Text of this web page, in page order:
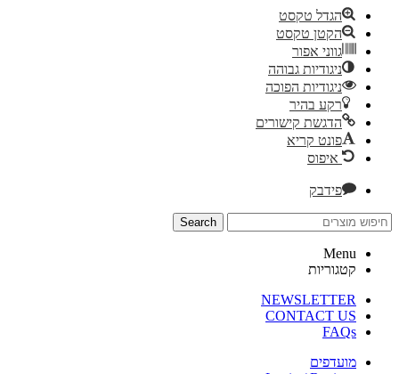
הגדל טקסט
הקטן טקסט
גווני אפור
ניגודיות גבוהה
ניגודיות הפוכה
רקע בהיר
הדגשת קישורים
פונט קריא
איפוס
פידבק
Search
Menu
קטגוריות
NEWSLETTER
CONTACT US
FAQs
מועדפים